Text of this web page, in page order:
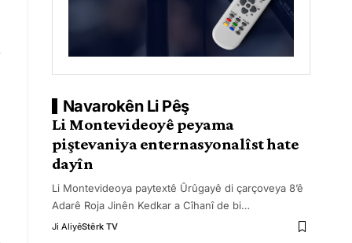
Navarokên Li Pêş
Li Montevideoyê peyama
piştevaniya enternasyonalîst hate
dayîn
Li Montevideoya paytextê Ûrûgayê di çarçoveya 8’ê
Adarê Roja Jinên Kedkar a Cîhanî de bi…
Ji AliyêStêrk TV